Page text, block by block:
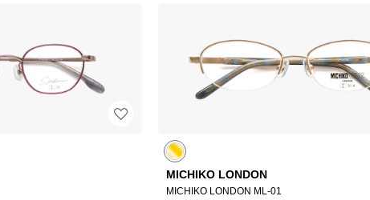
MICHIKO LONDON
MICHIKO LONDON ML-01